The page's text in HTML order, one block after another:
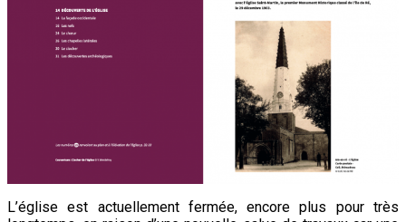
L’église est actuellement fermée, encore plus pour très